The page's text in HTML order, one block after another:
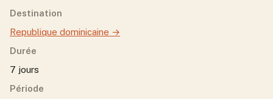
Destination
Republique dominicaine →
Durée
7 jours
Période